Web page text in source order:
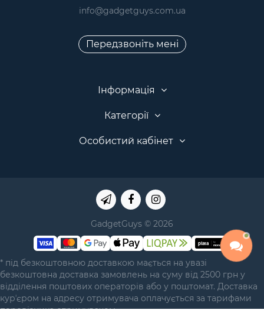
info@gadgetguys.com.ua
Передзвоніть мені
Інформація
Категорії
Особистий кабінет
GadgetGuys © 2026
* під безкоштовною доставкою мається на увазі
безкоштовна доставка замовлень на суму від 2500 грн у
відділення поштових операторів або у поштомат. Доставка
курʼєром на адресу отримувача оплачується за тарифами
перевізника отримувачем.